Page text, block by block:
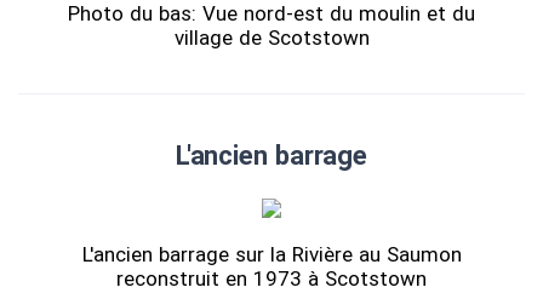
Photo du bas: Vue nord-est du moulin et du
village de Scotstown
L'ancien barrage
L'ancien barrage sur la Rivière au Saumon
reconstruit en 1973 à Scotstown